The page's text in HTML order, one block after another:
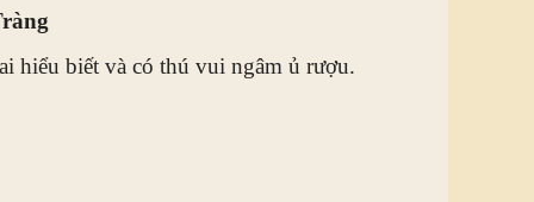
hiểu biết và có thú vui ngâm ủ rượu.